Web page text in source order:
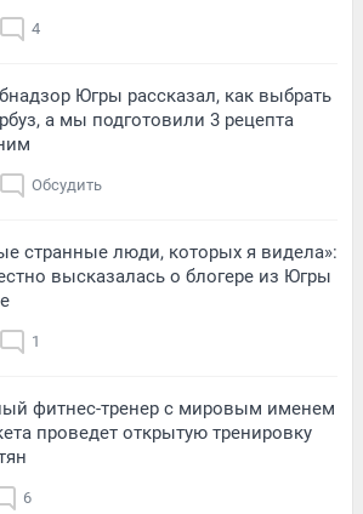
4
Югры рассказал, как выбрать
а мы подготовили 3 рецепта
Обсудить
странные люди, которых я видела»:
высказалась о блогере из Югры
1
фитнес-тренер с мировым именем
проведет открытую тренировку
6